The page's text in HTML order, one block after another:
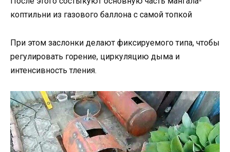
коптильни из газового баллона с самой топкой
При этом заслонки делают фиксируемого типа, чтобы
регулировать горение, циркуляцию дыма и
интенсивность тления.